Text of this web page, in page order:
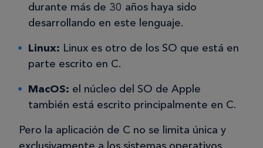
durante más de 30 años haya sido
desarrollando en este lenguaje.
Linux: Linux es otro de los SO que está en
parte escrito en C.
MacOS: el núcleo del SO de Apple
también está escrito principalmente en C.
Pero la aplicación de C no se limita única y